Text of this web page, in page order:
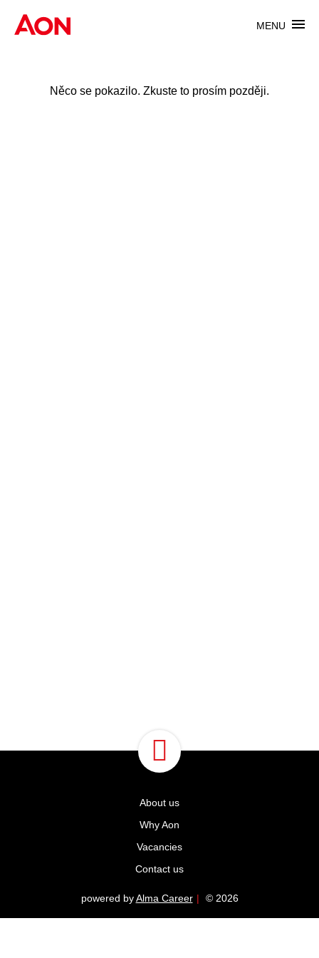
MENU
Něco se pokazilo. Zkuste to prosím později.
About us
Why Aon
Vacancies
Contact us
powered byAlma Career | © 2026